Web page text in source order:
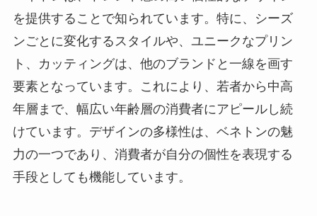
を提供することで知られています。特に、シーズ
ンごとに変化するスタイルや、ユニークなプリン
ト、カッティングは、他のブランドと一線を画す
要素となっています。これにより、若者から中高
年層まで、幅広い年齢層の消費者にアピールし続
けています。デザインの多様性は、ベネトンの魅
力の一つであり、消費者が自分の個性を表現する
手段としても機能しています。